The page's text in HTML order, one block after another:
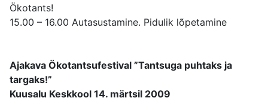
Ökotants!
15.00 – 16.00 Autasustamine. Pidulik lõpetamine
Ajakava Ökotantsufestival ”Tantsuga puhtaks ja
targaks!”
Kuusalu Keskkool 14. märtsil 2009